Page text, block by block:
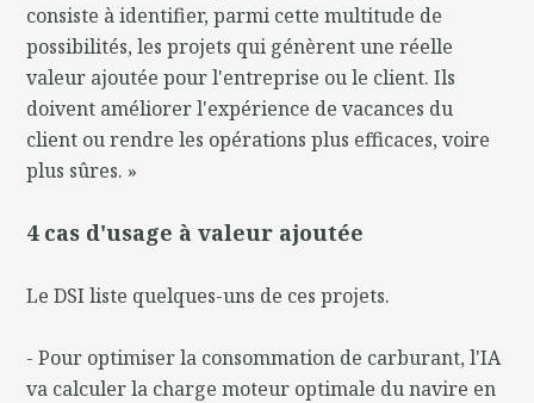
consiste à identifier, parmi cette multitude de
possibilités, les projets qui génèrent une réelle
valeur ajoutée pour l'entreprise ou le client. Ils
doivent améliorer l'expérience de vacances du
client ou rendre les opérations plus efficaces, voire
plus sûres. »
4 cas d'usage à valeur ajoutée
Le DSI liste quelques-uns de ces projets.
- Pour optimiser la consommation de carburant, l'IA
va calculer la charge moteur optimale du navire en